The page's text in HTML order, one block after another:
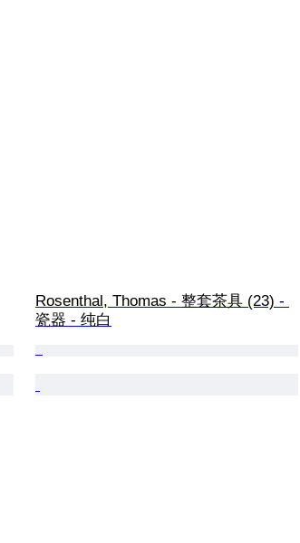
Rosenthal, Thomas - 整套茶具 (23) -
瓷器 - 纯白